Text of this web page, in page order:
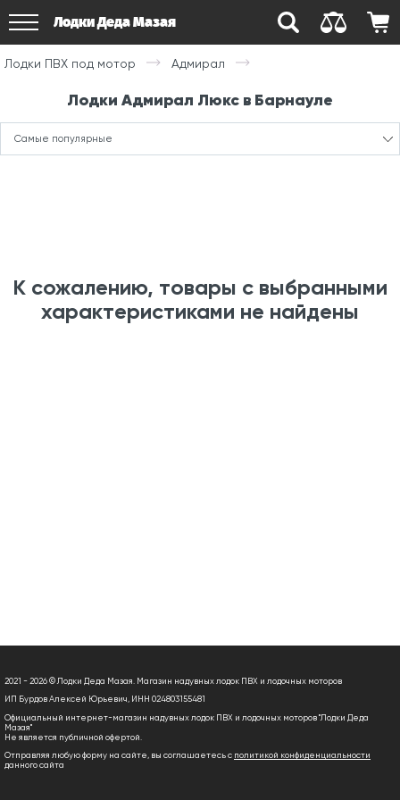
Лодки Деда Мазая
Лодки ПВХ под мотор Адмирал
Лодки Адмирал Люкс в Барнауле
Самые популярные
К сожалению, товары с выбранными
характеристиками не найдены
2021 - 2026 © Лодки Деда Мазая. Магазин надувных лодок ПВХ и лодочных моторов
ИП Бурдов Алексей Юрьевич, ИНН 024803155481
Официальный интернет-магазин надувных лодок ПВХ и лодочных моторов "Лодки Деда
Мазая"
Не является публичной офертой.
Отправляя любую форму на сайте, вы соглашаетесь с политикой конфиденциальности
данного сайта